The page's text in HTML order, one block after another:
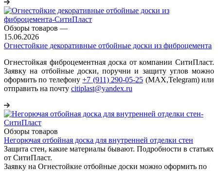
Обзоры товаров —
15.06.2026
Огнестойкие декоративные отбойные доски из фиброцемента
Огнестойкая фиброцементная доска от компании СитиПласт.
Заявку на отбойные доски, поручни и защиту углов можно
оформить по телефону+7 (911) 290-05-25 (МАХ,Telegram) или
отправить на почту citiplast@yandex.ru
Обзоры товаров
Негорючая отбойная доска для внутренней отделки стен
Защита стен, какие материалы бывают. Подробности в статьях
от СитиПласт.
Заявку на Огнестойкие отбойные доски можно оформить по